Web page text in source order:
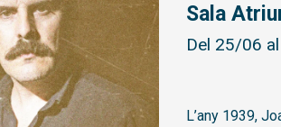
Sala
Del 25/06
L’any 1939,